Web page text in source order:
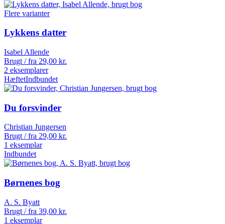
Flere varianter
Lykkens datter
Isabel Allende
Brugt / fra 29,00 kr.
2 eksemplarer
HæftetIndbundet
Du forsvinder
Christian Jungersen
Brugt / fra 29,00 kr.
1 eksemplar
Indbundet
Børnenes bog
A. S. Byatt
Brugt / fra 39,00 kr.
1 eksemplar